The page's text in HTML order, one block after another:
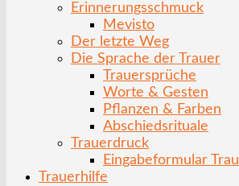
Erinnerungsschmuck
Mevisto
Der letzte Weg
Die Sprache der Trauer
Trauersprüche
Worte & Gesten
Pflanzen & Farben
Abschiedsrituale
Trauerdruck
Eingabeformular
Trauerhilfe